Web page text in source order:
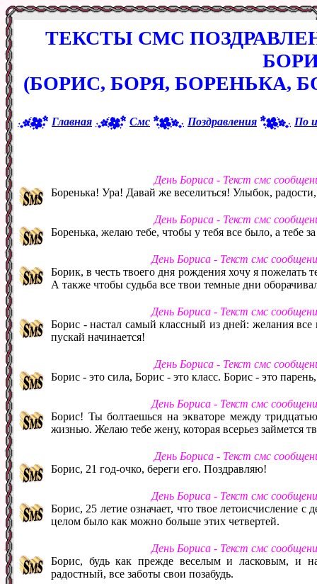
ТЕКСТЫ СМС
(БОРИС, БОРЯ, БОРЕНЬКА,
Главная Смс Поздравления По
День Бориса - Текст смс
Боренька! Ура! Давай же веселиться! Улыбок,
День Бориса - Текст смс
Боренька, желаю тебе, чтобы у тебя все было, а тебе
День Бориса - Текст смс
Борик, в честь твоего дня рождения хочу я пожелать
А также чтобы судьба все твои темные дни
День Бориса - Текст смс
Борис - настал самый классный из дней: желания
пускай начинается!
День Бориса - Текст смс
Борис - это сила, Борис - это класс. Борис - это
День Бориса - Текст смс
Борис! Ты болтаешься на экваторе между
жизнью. Желаю тебе жену, которая всерьез займется
День Бориса - Текст смс
Борис, 21 год-очко, береги его. Поздравляю!
День Бориса - Текст смс
Борис, 25 летие означает, что твое летоисчисление
целом было как можно больше этих четвертей.
День Бориса - Текст смс
Борис, будь как прежде веселым и ласковым, и
радостный, все заботы свои позабудь.